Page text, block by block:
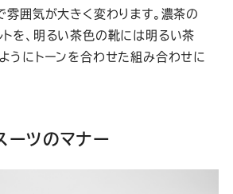
雰囲気が大きく変わります。濃茶の
を、明るい茶色の靴には明るい茶
うにトーンを合わせた組み合わせに
ーツのマナー